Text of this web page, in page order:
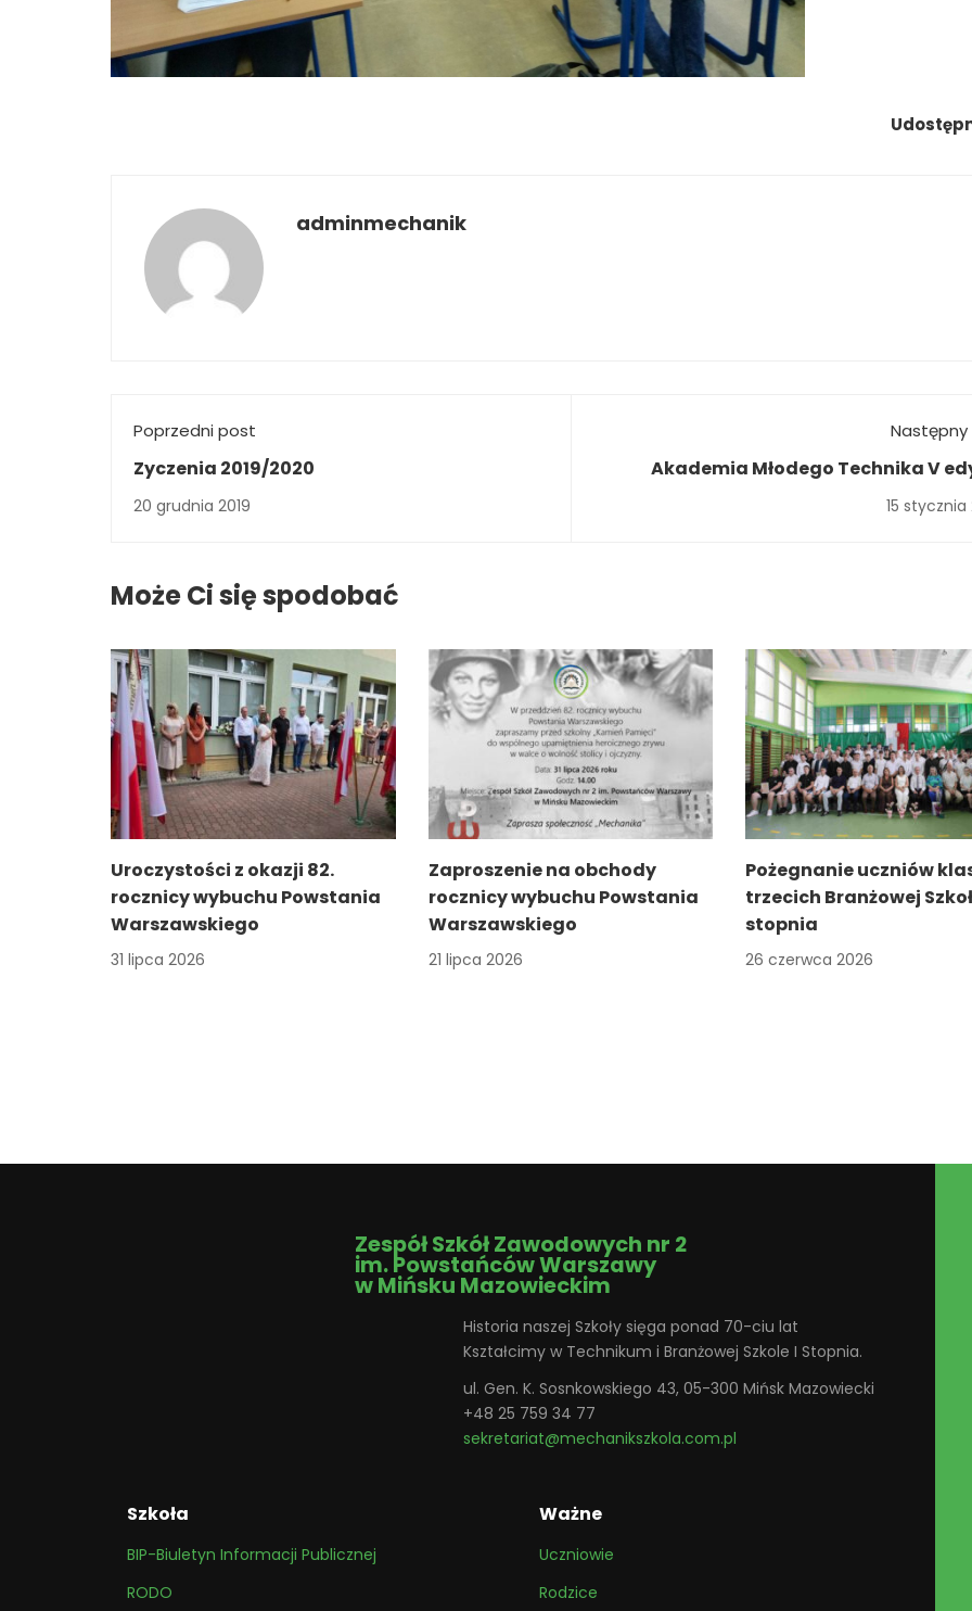
adminmechanik
Poprzedni post
Zyczenia 2019/2020
20 grudnia 2019
Następny
Akademia Młodego Technika V
15 stycznia
Może Ci się spodobać
Uroczystości z okazji 82.
rocznicy wybuchu Powstania
Warszawskiego
31 lipca 2026
Zaproszenie na obchody
rocznicy wybuchu Powstania
Warszawskiego
21 lipca 2026
Pożegnanie uczniów
trzecich Branżowej
stopnia
26 czerwca 2026
Zespół Szkół Zawodowych nr 2
im. Powstańców Warszawy
w Mińsku Mazowieckim
Historia naszej Szkoły sięga ponad 70-ciu lat
Kształcimy w Technikum i Branżowej Szkole I Stopnia.
ul. Gen. K. Sosnkowskiego 43, 05-300 Mińsk Mazowiecki
+48 25 759 34 77
sekretariat@mechanikszkola.com.pl
Szkoła
BIP-Biuletyn Informacji Publicznej
RODO
Ważne
Uczniowie
Rodzice